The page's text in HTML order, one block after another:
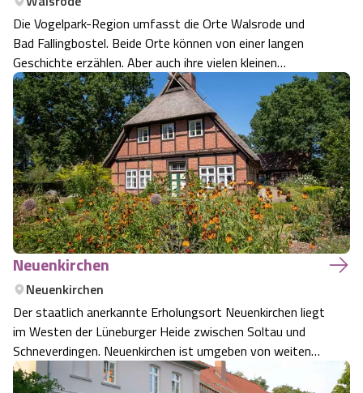
Angebote
Kontakt
Urlaub auf dem Bauernhof
Landschaftsführungen
Veranstaltungen
Battle Kart Bispingen
Adventure District Bispingen
Unterkünfte
Ausflugsziele
Die Vogelpark-Region umfasst die Orte Walsrode und
Bad Fallingbostel. Beide Orte können von einer langen
Geschichte erzählen. Aber auch ihre vielen kleinen
Ortsteile und idyllischen, charmanten Dörfer lassen das
Urlauberherz höher schlagen. Überall finden sich
Unterkünfte mit besonders freundlichen…
Neuenkirchen
Neuenkirchen
Der staatlich anerkannte Erholungsort Neuenkirchen liegt
im Westen der Lüneburger Heide zwischen Soltau und
Schneverdingen. Neuenkirchen ist umgeben von weiten
Wald-, Wiesen- und Feldlandschaften.